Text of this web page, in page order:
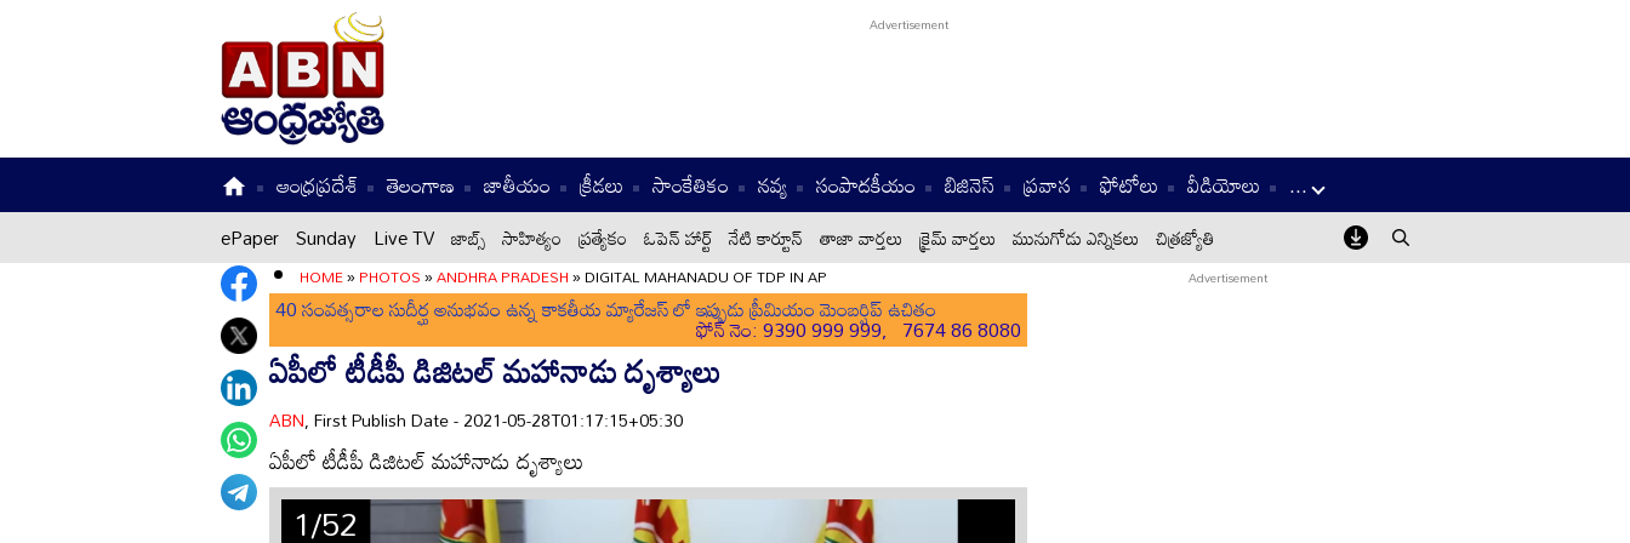
ఆంధ్రప్రదేశ్ తెలంగాణ జాతీయం క్రీడలు సాంకేతికం నవ్య సంపాదకీయం బిజినెస్ ప్రవాస ఫోటోలు వీడియోలు ...
ePaper Sunday Live TV జాబ్స్ సాహిత్యం ప్రత్యేకం ఓపెన్ హార్ట్ నేటి కార్టూన్ తాజా వార్తలు క్రైమ్ వార్తలు మునుగోడు ఎన్నికలు చిత్రజ్యోతి
HOME»PHOTOS»ANDHRA PRADESH»DIGITAL MAHANADU OF TDP IN AP
40 సంవత్సరాల సుదీర్ఘ అనుభవం ఉన్న కాకతీయ మ్యారేజస్ లో ఇప్పుడు ప్రీమియం మెంబర్షిప్ ఉచితం
ఫోన్ నెం: 9390 999 999, 7674 86 8080
ఏపీలో టీడీపీ డిజిటల్ మహానాడు దృశ్యాలు
ABN, First Publish Date - 2021-05-28T01:17:15+05:30
ఏపీలో టీడీపీ డిజిటల్ మహానాడు దృశ్యాలు
1/52